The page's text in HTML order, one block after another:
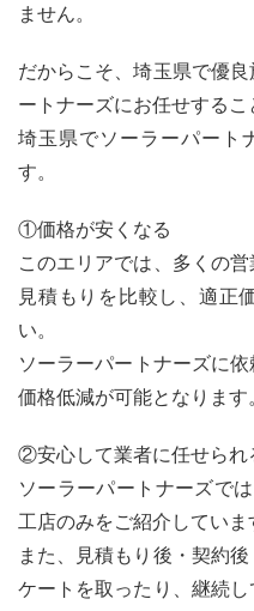
ません。
だからこそ、埼玉県で優
ートナーズにお任せするこ
埼玉県でソーラーパート
す。
①価格が安くなる
このエリアでは、多くの
見積もりを比較し、適正
い。
ソーラーパートナーズに
価格低減が可能となります
②安心して業者に任せられ
ソーラーパートナーズで
工店のみをご紹介していま
また、見積もり後・契約
ケートを取ったり、継続